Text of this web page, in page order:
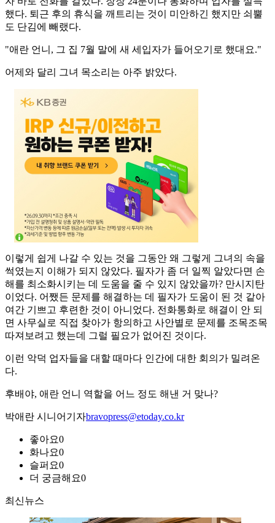
했다. 퇴근 후의 휴식을 깨트리는 것이 미안하긴 했지만 쇠뿔
도 단김에 빼랬다.
"애란 언니, 그 집 7월 말에 새 세입자가 들어오기로 했대요."
어제와 달리 그녀 목소리는 아주 밝았다.
이렇게 쉽게 나갈 수 있는 것을 그동안 왜 그렇게 그녀의 속을
썩였는지 이해가 되지 않았다. 필자가 좀 더 일찍 알았다면 손
해를 최소화시키는 데 도움을 줄 수 있지 않았을까? 만시지탄
이었다. 어쨌든 문제를 해결하는 데 필자가 도움이 된 것 같아
여간 기쁘고 후련한 것이 아니었다. 전화통화로 해결이 안 되
면 사무실로 직접 찾아가 항의하고 사안별로 문제를 조목조목
따져보려고 했는데 그럴 필요가 없어진 것이다.
이런 악덕 업자들을 대할 때마다 인간에 대한 회의가 밀려온
다.
후배야, 애란 언니 역할을 어느 정도 해낸 거 맞나?
박애란 시니어기자bravopress@etoday.co.kr
좋아요0
화나요0
슬퍼요0
더 궁금해요0
최신뉴스